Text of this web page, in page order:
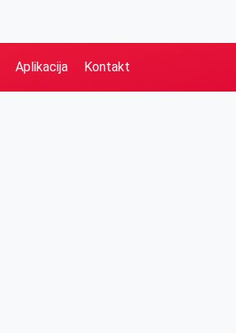
Aplikacija Kontakt